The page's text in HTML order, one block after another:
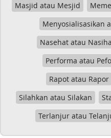
Masjid atau Mesjid
Menyosialisasikan
Nasehat atau
Performa atau
Rapot atau Rapor
Silahkan atau Silakan
Terlanjur atau